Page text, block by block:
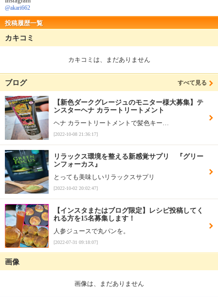
@akari662
投稿履歴一覧
カキコミ
カキコミは、まだありません
ブログ すべて見る
【新色ダークグレージュのモニター様大募集】テ
ンスターヘナ カラートリートメント
ヘナ カラートリートメントで髪色キー…
[2022-10-08 21:36:17]
リラックス環境を整える新感覚サプリ 『グリー
ンフォーカス』
とっても美味しいリラックスサプリ
[2022-10-02 20:02:47]
【インスタまたはブログ限定】レシピ投稿してく
れる方を15名募集します！
人参ジュースで丸パンを。
[2022-07-31 09:18:07]
画像
画像は、まだありません